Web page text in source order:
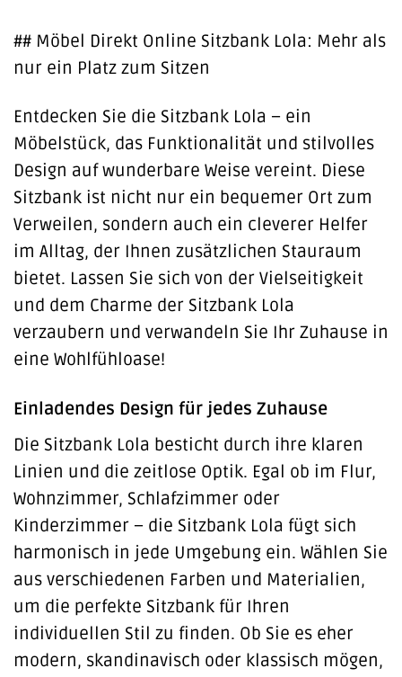
## Möbel Direkt Online Sitzbank Lola: Mehr als
nur ein Platz zum Sitzen
Entdecken Sie die Sitzbank Lola – ein
Möbelstück, das Funktionalität und stilvolles
Design auf wunderbare Weise vereint. Diese
Sitzbank ist nicht nur ein bequemer Ort zum
Verweilen, sondern auch ein cleverer Helfer
im Alltag, der Ihnen zusätzlichen Stauraum
bietet. Lassen Sie sich von der Vielseitigkeit
und dem Charme der Sitzbank Lola
verzaubern und verwandeln Sie Ihr Zuhause in
eine Wohlfühloase!
Einladendes Design für jedes Zuhause
Die Sitzbank Lola besticht durch ihre klaren
Linien und die zeitlose Optik. Egal ob im Flur,
Wohnzimmer, Schlafzimmer oder
Kinderzimmer – die Sitzbank Lola fügt sich
harmonisch in jede Umgebung ein. Wählen Sie
aus verschiedenen Farben und Materialien,
um die perfekte Sitzbank für Ihren
individuellen Stil zu finden. Ob Sie es eher
modern, skandinavisch oder klassisch mögen,